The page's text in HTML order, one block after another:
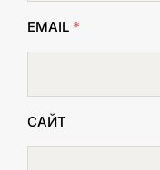
EMAIL *
САЙТ